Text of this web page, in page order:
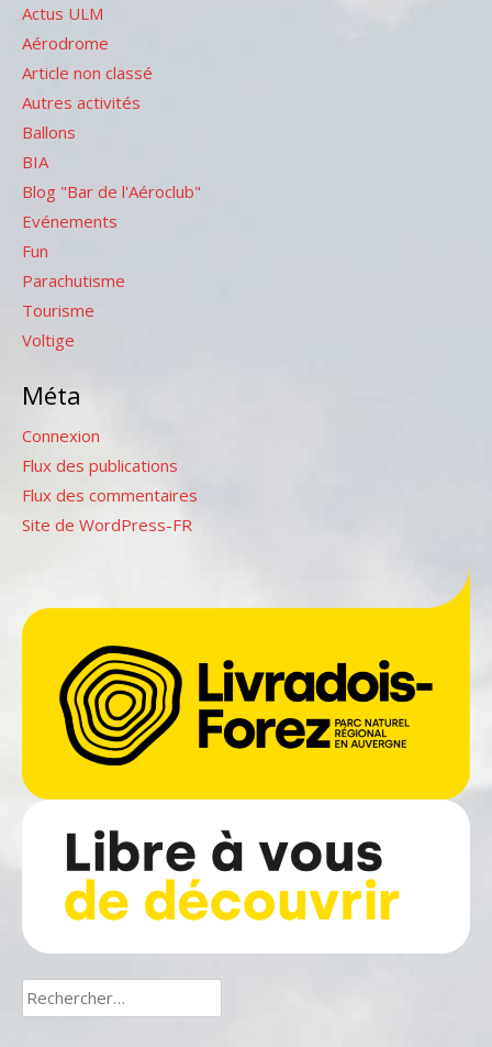
Actus ULM
Aérodrome
Article non classé
Autres activités
Ballons
BIA
Blog "Bar de l'Aéroclub"
Evénements
Fun
Parachutisme
Tourisme
Voltige
Méta
Connexion
Flux des publications
Flux des commentaires
Site de WordPress-FR
Rechercher :